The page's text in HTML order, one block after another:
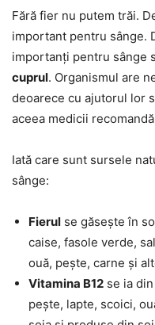
Fără fier nu putem trăi.
important pentru sânge.
importanți pentru sânge
cuprul. Organismul are
deoarece cu ajutorul lor
aceea medicii
Iată care sunt sursele
sânge:
Fierul se găsește în
caise, fasole verde,
ouă, pește, carne și
Vitamina B12 se ia
pește, lapte, scoici,